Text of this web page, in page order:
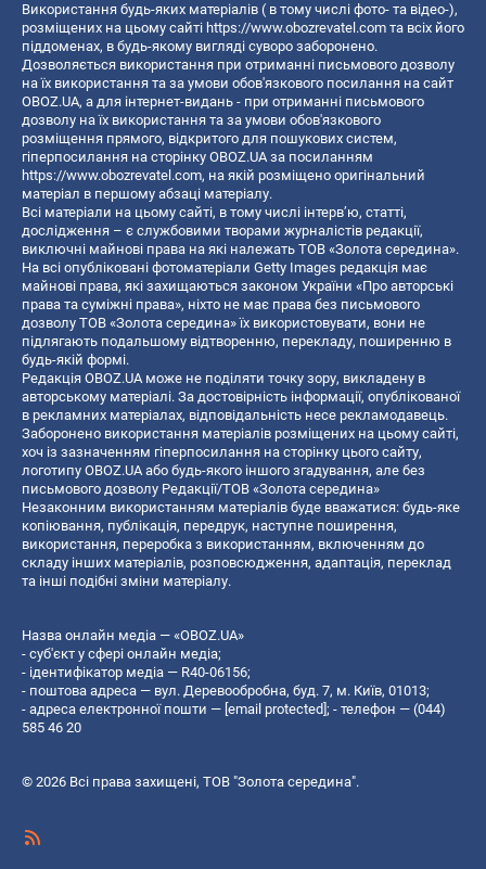
Використання будь-яких матеріалів ( в тому числі фото- та відео-),
розміщених на цьому сайті https://www.obozrevatel.com та всіх його
піддоменах, в будь-якому вигляді суворо заборонено.
Дозволяється використання при отриманні письмового дозволу
на їх використання та за умови обов'язкового посилання на сайт
OBOZ.UA, а для інтернет-видань - при отриманні письмового
дозволу на їх використання та за умови обов'язкового
розміщення прямого, відкритого для пошукових систем,
гіперпосилання на сторінку OBOZ.UA за посиланням
https://www.obozrevatel.com, на якій розміщено оригінальний
матеріал в першому абзаці матеріалу.
Всі матеріали на цьому сайті, в тому числі інтерв’ю, статті,
дослідження – є службовими творами журналістів редакції,
виключні майнові права на які належать ТОВ «Золота середина».
На всі опубліковані фотоматеріали Getty Images редакція має
майнові права, які захищаються законом України «Про авторські
права та суміжні права», ніхто не має права без письмового
дозволу ТОВ «Золота середина» їх використовувати, вони не
підлягають подальшому відтворенню, перекладу, поширенню в
будь-якій формі.
Редакція OBOZ.UA може не поділяти точку зору, викладену в
авторському матеріалі. За достовірність інформації, опублікованої
в рекламних матеріалах, відповідальність несе рекламодавець.
Заборонено використання матеріалів розміщених на цьому сайті,
хоч із зазначенням гіперпосилання на сторінку цього сайту,
логотипу OBOZ.UA або будь-якого іншого згадування, але без
письмового дозволу Редакції/ТОВ «Золота середина»
Незаконним використанням матеріалів буде вважатися: будь-яке
копiювання, публiкацiя, передрук, наступне поширення,
використання, переробка з використанням, включенням до
складу інших матеріалів, розповсюдження, адаптація, переклад
та інші подібні зміни матеріалу.
Назва онлайн медіа — «OBOZ.UA»
- суб'єкт у сфері онлайн медіа;
- ідентифікатор медіа — R40-06156;
- поштова адреса — вул. Деревообробна, буд. 7, м. Київ, 01013;
- адреса електронної пошти — [email protected] ; - телефон — (044)
585 46 20
© 2026 Всі права захищені, ТОВ "Золота середина".